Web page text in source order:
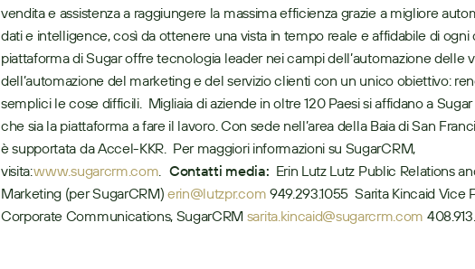
vendita e assistenza a raggiungere la massima efficienza grazie a migliore
dati e intelligence, così da ottenere una vista in tempo reale e affidabile di ogni
piattaforma di Sugar offre tecnologia leader nei campi dell’automazione delle
dell’automazione del marketing e del servizio clienti con un unico obiettivo:
semplici le cose difficili.  Migliaia di aziende in oltre 120 Paesi si affidano a
che sia la piattaforma a fare il lavoro. Con sede nell’area della Baia di San
è supportata da Accel-KKR.  Per maggiori informazioni su SugarCRM,
visita: www.sugarcrm.com. Contatti media: Erin Lutz Lutz Public Relations
Marketing (per SugarCRM) erin@lutzpr.com 949.293.1055  Sarita Kincaid Vice
Corporate Communications, SugarCRM sarita.kincaid@sugarcrm.com